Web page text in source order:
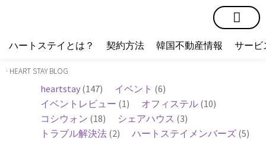
ハートステイとは？ 契約方法 韓国不動産情報 サービ
· HEART STAY BLOG
heartstay (147) イベント (6)
イベントレビュー (1) オフィステル (10)
コシウォン (18) シェアハウス (3)
トラブル解決法 (2) ハートステイメンバーズ (5)